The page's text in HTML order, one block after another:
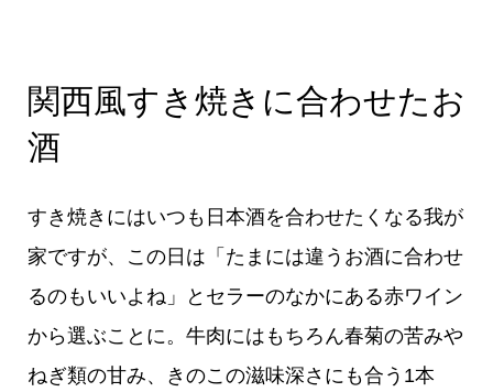
関西風すき焼きに合わせたお
酒
すき焼きにはいつも日本酒を合わせたくなる我が
家ですが、この日は「たまには違うお酒に合わせ
るのもいいよね」とセラーのなかにある赤ワイン
から選ぶことに。牛肉にはもちろん春菊の苦みや
ねぎ類の甘み、きのこの滋味深さにも合う1本